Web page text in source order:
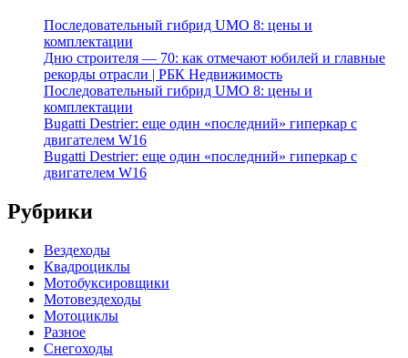
Последовательный гибрид UMO 8: цены и
комплектации
Дню строителя — 70: как отмечают юбилей и главные
рекорды отрасли | РБК Недвижимость
Последовательный гибрид UMO 8: цены и
комплектации
Bugatti Destrier: еще один «последний» гиперкар с
двигателем W16
Bugatti Destrier: еще один «последний» гиперкар с
двигателем W16
Рубрики
Вездеходы
Квадроциклы
Мотобуксировщики
Мотовездеходы
Мотоциклы
Разное
Снегоходы